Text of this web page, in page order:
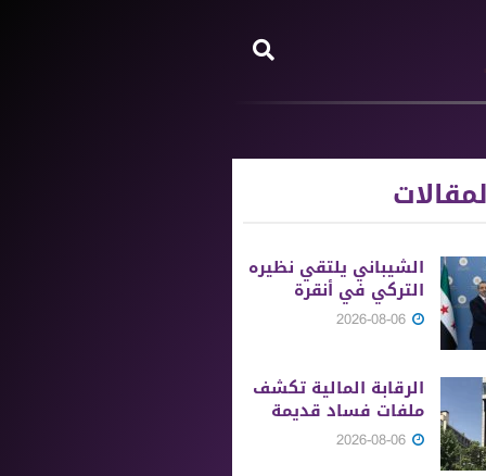
الشيباني يلتقي نظيره
التركي في أنقرة
الرقابة المالية تكشف
ملفات فساد قديمة